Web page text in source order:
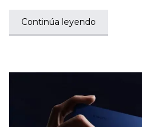
Continúa leyendo